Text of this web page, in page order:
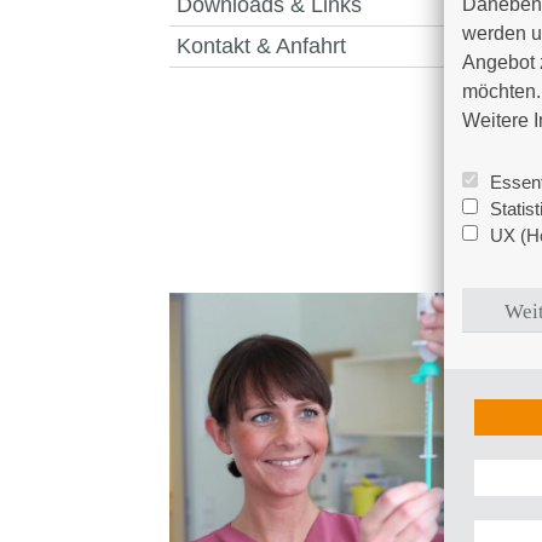
Kontakt & Anfahrt
werden
Angebot
möchten.
Weitere
UX